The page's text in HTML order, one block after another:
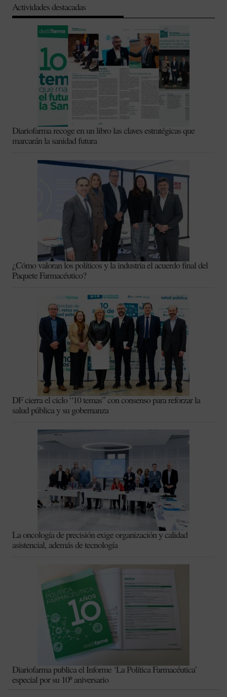
Actividades destacadas
Diariofarma recoge en un libro las claves estratégicas que
marcarán la sanidad futura
¿Cómo valoran los políticos y la industria el acuerdo final del
Paquete Farmacéutico?
DF cierra el ciclo “10 temas” con consenso para reforzar la
salud pública y su gobernanza
La oncología de precisión exige organización y calidad
asistencial, además de tecnología
Diariofarma publica el Informe ‘La Política Farmacéutica’
especial por su 10º aniversario